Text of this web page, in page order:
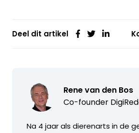
Deel dit artikel
Rene van den Bos
Co-founder
Na 4 jaar als dierenarts in de